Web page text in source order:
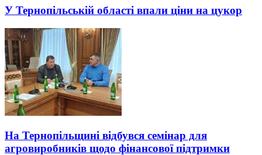
У Тернопільській області впали ціни на цукор
На Тернопільщині відбувся семінар для
агровиробників щодо фінансової підтримки